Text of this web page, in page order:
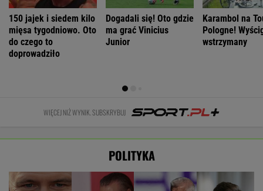
150 jajek i siedem kilo
mięsa tygodniowo. Oto
do czego to
doprowadziło
Dogadali się! Oto gdzie
ma grać Vinicius
Junior
Karambol na
Pologne!
wstrzymany
WIĘCEJ NIŻ WYNIK. SUBSKRYBUJ
POLITYKA